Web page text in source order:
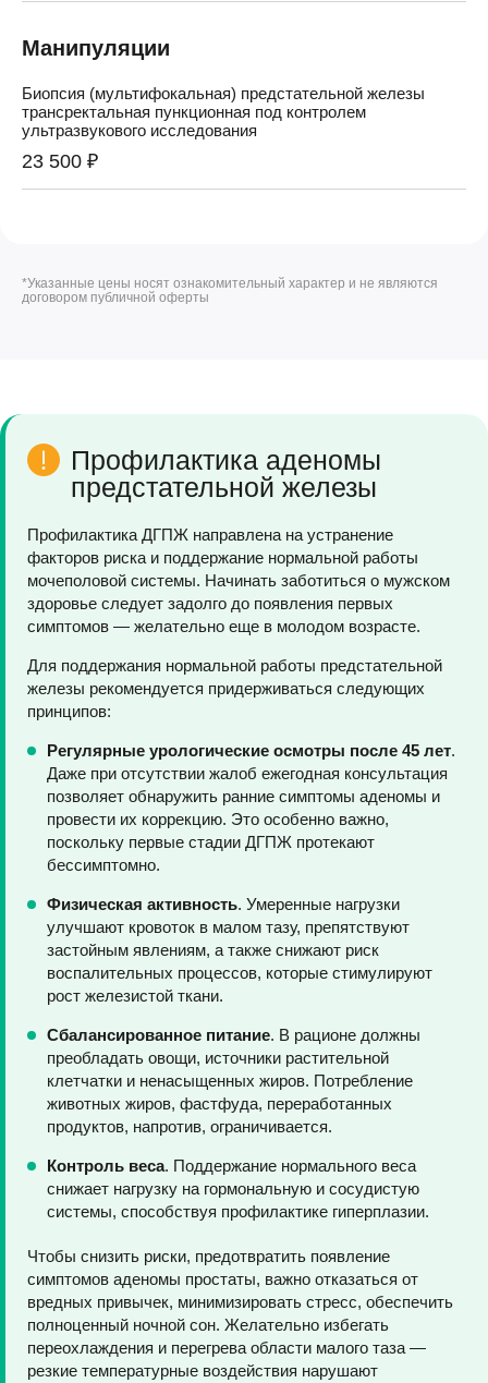
Манипуляции
Биопсия (мультифокальная) предстательной железы
трансректальная пункционная под контролем
ультразвукового исследования
23 500 ₽
*Указанные цены носят ознакомительный характер и не являются
договором публичной оферты
Профилактика аденомы
предстательной железы
Профилактика ДГПЖ направлена на устранение
факторов риска и поддержание нормальной работы
мочеполовой системы. Начинать заботиться о мужском
здоровье следует задолго до появления первых
симптомов — желательно еще в молодом возрасте.
Для поддержания нормальной работы предстательной
железы рекомендуется придерживаться следующих
принципов:
Регулярные урологические осмотры после 45 лет.
Даже при отсутствии жалоб ежегодная консультация
позволяет обнаружить ранние симптомы аденомы и
провести их коррекцию. Это особенно важно,
поскольку первые стадии ДГПЖ протекают
бессимптомно.
Физическая активность. Умеренные нагрузки
улучшают кровоток в малом тазу, препятствуют
застойным явлениям, а также снижают риск
воспалительных процессов, которые стимулируют
рост железистой ткани.
Сбалансированное питание. В рационе должны
преобладать овощи, источники растительной
клетчатки и ненасыщенных жиров. Потребление
животных жиров, фастфуда, переработанных
продуктов, напротив, ограничивается.
Контроль веса. Поддержание нормального веса
снижает нагрузку на гормональную и сосудистую
системы, способствуя профилактике гиперплазии.
Чтобы снизить риски, предотвратить появление
симптомов аденомы простаты, важно отказаться от
вредных привычек, минимизировать стресс, обеспечить
полноценный ночной сон. Желательно избегать
переохлаждения и перегрева области малого таза —
резкие температурные воздействия нарушают